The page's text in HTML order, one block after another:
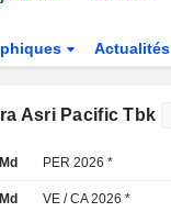
Actualités
Asri Pacific Tbk
PER 2026 *
VE / CA 2026 *